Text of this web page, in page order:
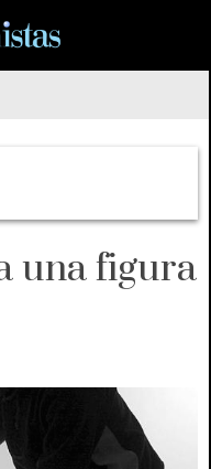
una figura